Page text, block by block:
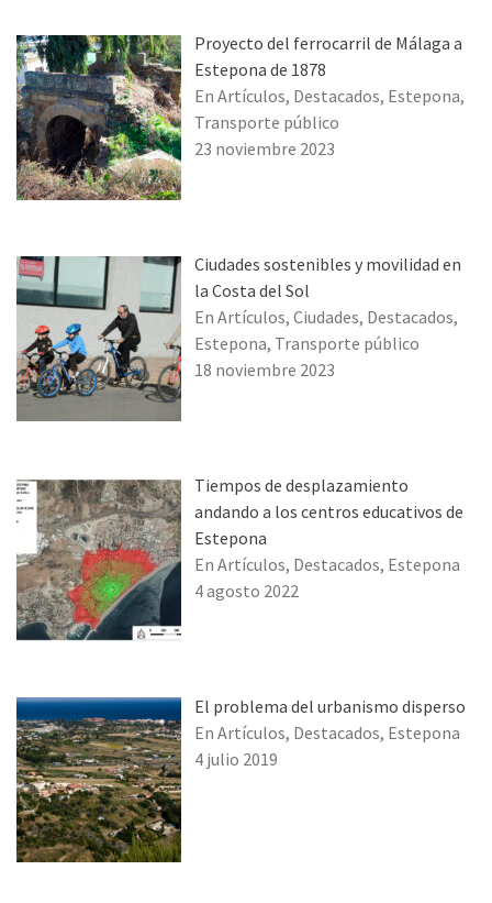
Proyecto del ferrocarril de Málaga a
Estepona de 1878
En Artículos, Destacados, Estepona,
Transporte público
23 noviembre 2023
Ciudades sostenibles y movilidad en
la Costa del Sol
En Artículos, Ciudades, Destacados,
Estepona, Transporte público
18 noviembre 2023
Tiempos de desplazamiento
andando a los centros educativos de
Estepona
En Artículos, Destacados, Estepona
4 agosto 2022
El problema del urbanismo disperso
En Artículos, Destacados, Estepona
4 julio 2019